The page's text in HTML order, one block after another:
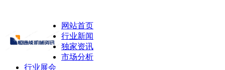
网站首页
行业新闻
独家资讯
市场分析
行业展会